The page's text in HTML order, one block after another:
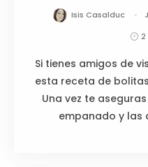
Isis Casalduc
2
Si tienes amigos de
esta receta de
Una vez te
empanado y las